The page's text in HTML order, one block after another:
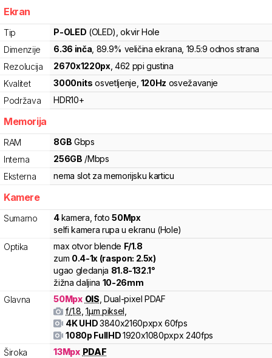
Ekran
Tip P-OLED (OLED) , okvir Hole
Dimenzije
6.36 inča , 89.9% veličina ekrana , 19.5:9 odnos strana
Rezolucija
2670x1220px, 462 ppi gustina
Kvalitet
3000nits osvetljenje 120Hz osvežavanje
Podržava
HDR10+
Memorija
RAM 8GB Gbps
Interna
256GB /Mbps
Eksterna
nema slot za memorijsku karticu
Kamere
Sumarno 4kamera foto50Mpx
selfi kamera rupa u ekranu (Hole)
Optika
max otvor blende F/1.8
zum 0.4-1x (raspon: 2.5x)
ugao gledanja 81.8-132.1°
žižna daljina 10-26mm
Glavna
50Mpx OIS Dual-pixel PDAF
f/1.8 1µm piksel
4K UHD3840x2160pxpx60fps
1080p FullHD1920x1080pxpx240fps
Široka
13Mpx PDAF